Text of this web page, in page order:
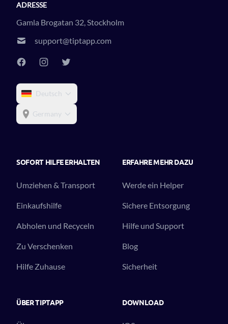
ADRESSE
Gamla Brogatan 32, Stockholm
support@tiptapp.com
Deutsch
Germany
SOFORT HILFE ERHALTEN
Umziehen & Transport
Einkaufshilfe
Abholen und Recyceln
Zu Verschenken
Hilfe Zuhause
ERFAHRE MEHR DAZU
Werde ein Helper
Sichere Entsorgung
Hilfe und Support
Blog
Sicherheit
ÜBER TIPTAPP DOWNLOAD